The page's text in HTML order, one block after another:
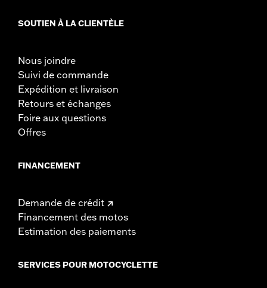
SOUTIEN À LA CLIENTÈLE
Nous joindre
Suivi de commande
Expédition et livraison
Retours et échanges
Foire aux questions
Offres
FINANCEMENT
Demande de crédit
Financement des motos
Estimation des paiements
SERVICES POUR MOTOCYCLETTE